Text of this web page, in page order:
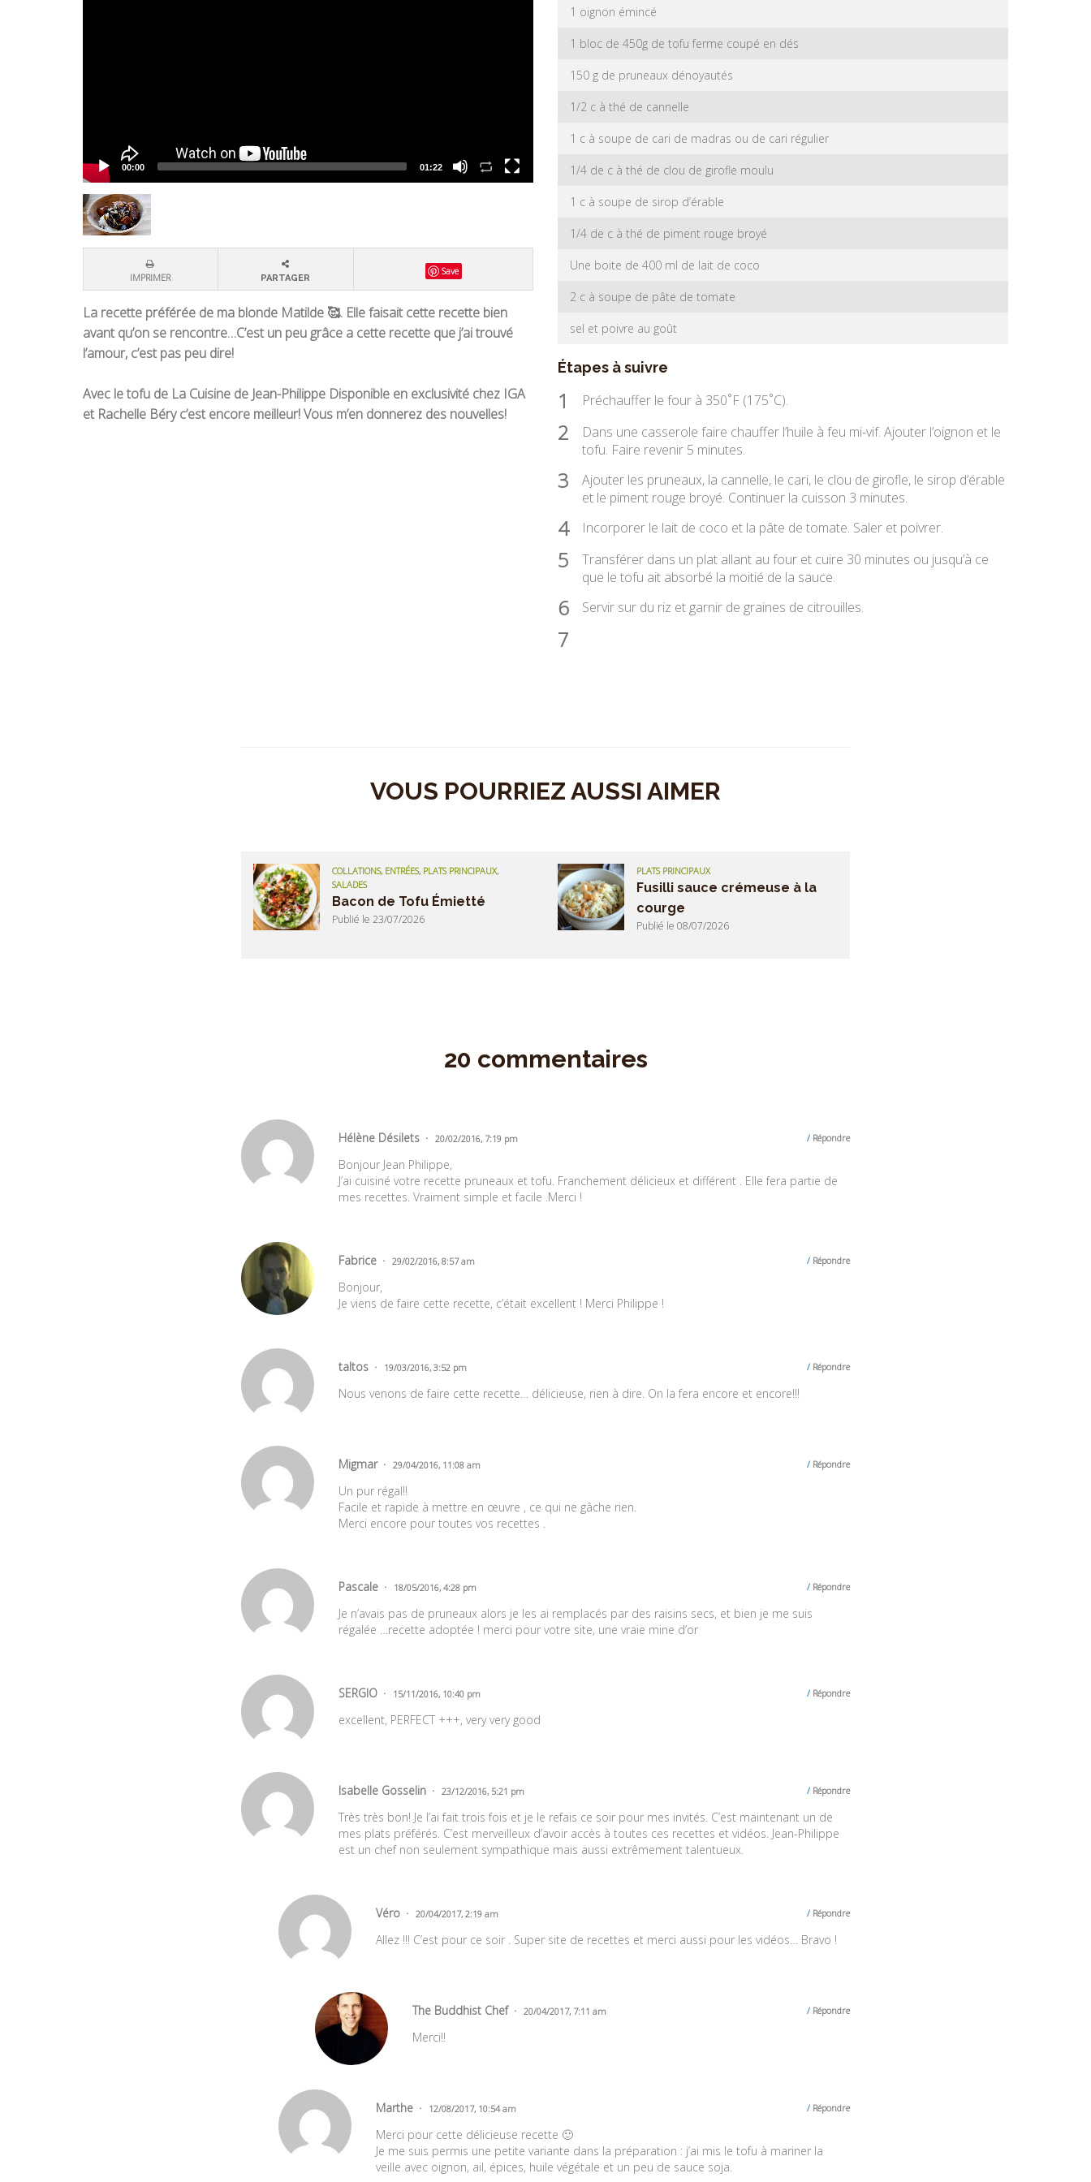
00:00 01:22
IMPRIMER PARTAGER
Save
La recette préférée de ma blonde Matilde 🥰. Elle faisait cette recette bien
avant qu’on se rencontre…C’est un peu grâce a cette recette que j’ai trouvé
l’amour, c’est pas peu dire!
Avec le tofu de La Cuisine de Jean-Philippe Disponible en exclusivité chez IGA
et Rachelle Béry c’est encore meilleur! Vous m’en donnerez des nouvelles!
1 oignon émincé
1 bloc de 450g de tofu ferme coupé en dés
150 g de pruneaux dénoyautés
1/2 c à thé de cannelle
1 c à soupe de cari de madras ou de cari régulier
1/4 de c à thé de clou de girofle moulu
1 c à soupe de sirop d’érable
1/4 de c à thé de piment rouge broyé
Une boite de 400 ml de lait de coco
2 c à soupe de pâte de tomate
sel et poivre au goût
Étapes à suivre
1 Préchauffer le four à 350˚F (175˚C).
2
Dans une casserole faire chauffer l’huile à feu mi-vif. Ajouter l’oignon et le
tofu. Faire revenir 5 minutes.
3
Ajouter les pruneaux, la cannelle, le cari, le clou de girofle, le sirop d’érable
et le piment rouge broyé. Continuer la cuisson 3 minutes.
4 Incorporer le lait de coco et la pâte de tomate. Saler et poivrer.
5
Transférer dans un plat allant au four et cuire 30 minutes ou jusqu’à ce
que le tofu ait absorbé la moitié de la sauce.
6 Servir sur du riz et garnir de graines de citrouilles.
7
VOUS POURRIEZ AUSSI AIMER
COLLATIONS, ENTRÉES, PLATS PRINCIPAUX,
SALADES
Bacon de Tofu Émietté
Publié le 23/07/2026
PLATS PRINCIPAUX
Fusilli sauce crémeuse à la
courge
Publié le 08/07/2026
20 commentaires
Hélène Désilets 20/02/2016, 7:19 pm Répondre
Bonjour Jean Philippe,
J’ai cuisiné votre recette pruneaux et tofu. Franchement délicieux et différent . Elle fera partie de
mes recettes. Vraiment simple et facile .Merci !
Fabrice 29/02/2016, 8:57 am Répondre
Bonjour,
Je viens de faire cette recette, c’était excellent ! Merci Philippe !
taltos 19/03/2016, 3:52 pm Répondre
Nous venons de faire cette recette… délicieuse, rien à dire. On la fera encore et encore!!!
Migmar 29/04/2016, 11:08 am Répondre
Un pur régal!!
Facile et rapide à mettre en œuvre , ce qui ne gâche rien.
Merci encore pour toutes vos recettes .
Pascale 18/05/2016, 4:28 pm Répondre
Je n’avais pas de pruneaux alors je les ai remplacés par des raisins secs, et bien je me suis
régalée …recette adoptée ! merci pour votre site, une vraie mine d’or
SERGIO 15/11/2016, 10:40 pm Répondre
excellent, PERFECT +++, very very good
Isabelle Gosselin 23/12/2016, 5:21 pm Répondre
Très très bon! Je l’ai fait trois fois et je le refais ce soir pour mes invités. C’est maintenant un de
mes plats préférés. C’est merveilleux d’avoir accès à toutes ces recettes et vidéos. Jean-Philippe
est un chef non seulement sympathique mais aussi extrêmement talentueux.
Véro 20/04/2017, 2:19 am Répondre
Allez !!! C’est pour ce soir . Super site de recettes et merci aussi pour les vidéos… Bravo !
The Buddhist Chef 20/04/2017, 7:11 am Répondre
Merci!!
Marthe 12/08/2017, 10:54 am Répondre
Merci pour cette délicieuse recette 🙂
Je me suis permis une petite variante dans la préparation : j’ai mis le tofu à mariner la
veille avec oignon, ail, épices, huile végétale et un peu de sauce soja.